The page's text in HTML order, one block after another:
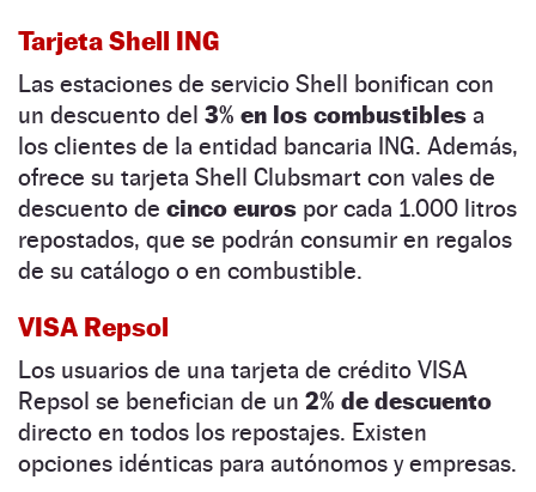
Tarjeta Shell ING
Las estaciones de servicio Shell bonifican con
un descuento del 3% en los combustibles a
los clientes de la entidad bancaria ING. Además,
ofrece su tarjeta Shell Clubsmart con vales de
descuento de cinco euros por cada 1.000 litros
repostados, que se podrán consumir en regalos
de su catálogo o en combustible.
VISA Repsol
Los usuarios de una tarjeta de crédito VISA
Repsol se benefician de un 2% de descuento
directo en todos los repostajes. Existen
opciones idénticas para autónomos y empresas.